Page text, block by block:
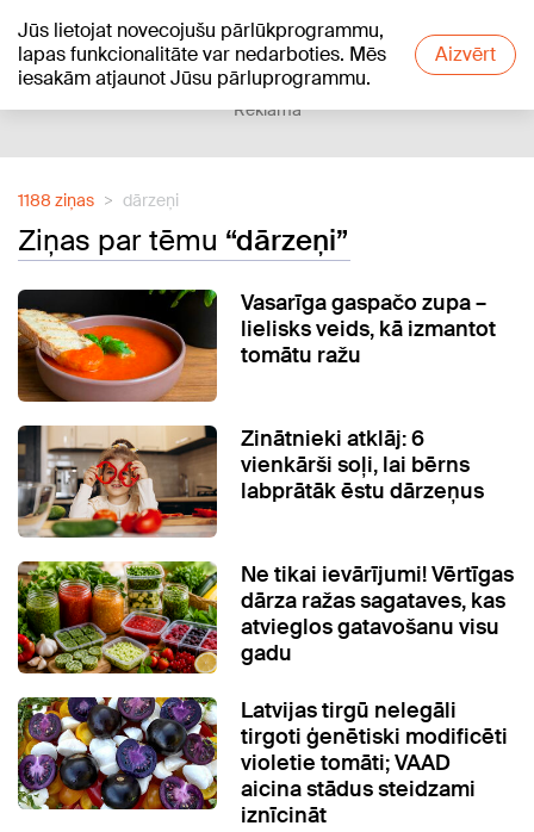
Jūs lietojat novecojušu pārlūkprogrammu,
lapas funkcionalitāte var nedarboties. Mēs
iesakām atjaunot Jūsu pārluprogrammu.
Aizvērt
+19°C
Reklāma
1188 ziņas dārzeņi
Ziņas par tēmu “dārzeņi”
Vasarīga gaspačo zupa –
lielisks veids, kā izmantot
tomātu ražu
Zinātnieki atklāj: 6
vienkārši soļi, lai bērns
labprātāk ēstu dārzeņus
Ne tikai ievārījumi! Vērtīgas
dārza ražas sagataves, kas
atvieglos gatavošanu visu
gadu
Latvijas tirgū nelegāli
tirgoti ģenētiski modificēti
violetie tomāti; VAAD
aicina stādus steidzami
iznīcināt